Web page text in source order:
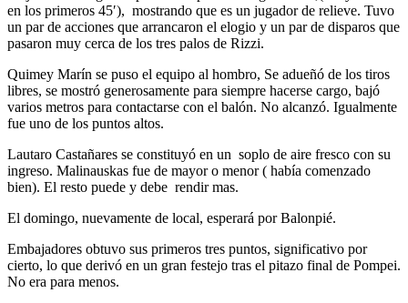
en los primeros 45′), mostrando que es un jugador de relieve. Tuvo
un par de acciones que arrancaron el elogio y un par de disparos que
pasaron muy cerca de los tres palos de Rizzi.
Quimey Marín se puso el equipo al hombro, Se adueñó de los tiros
libres, se mostró generosamente para siempre hacerse cargo, bajó
varios metros para contactarse con el balón. No alcanzó. Igualmente
fue uno de los puntos altos.
Lautaro Castañares se constituyó en un soplo de aire fresco con su
ingreso. Malinauskas fue de mayor o menor ( había comenzado
bien). El resto puede y debe rendir mas.
El domingo, nuevamente de local, esperará por Balonpié.
Embajadores obtuvo sus primeros tres puntos, significativo por
cierto, lo que derivó en un gran festejo tras el pitazo final de Pompei.
No era para menos.